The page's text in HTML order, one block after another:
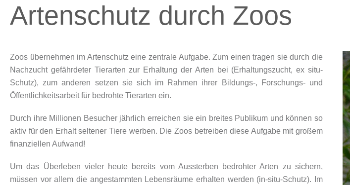
Artenschutz durch Zoos
Zoos übernehmen im Artenschutz eine zentrale Aufgabe. Zum einen tragen sie durch die
Nachzucht gefährdeter Tierarten zur Erhaltung der Arten bei (Erhaltungszucht, ex situ-
Schutz), zum anderen setzen sie sich im Rahmen ihrer Bildungs-, Forschungs- und
Öffentlichkeitsarbeit für bedrohte Tierarten ein.
Durch ihre Millionen Besucher jährlich erreichen sie ein breites Publikum und können so
aktiv für den Erhalt seltener Tiere werben. Die Zoos betreiben diese Aufgabe mit großem
finanziellen Aufwand!
Um das Überleben vieler heute bereits vom Aussterben bedrohter Arten zu sichern,
müssen vor allem die angestammten Lebensräume erhalten werden (in-situ-Schutz). Im